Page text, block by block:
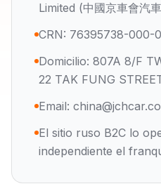
Limited (中國京車會汽
CRN: 76395738-000-
Domicilio: 807A 8/F
22 TAK FUNG
Email:
El sitio ruso B2C lo
independiente el